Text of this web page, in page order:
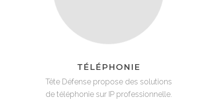
TÉLÉPHONIE
Tête Défense propose des solutions
de téléphonie sur IP professionnelle.